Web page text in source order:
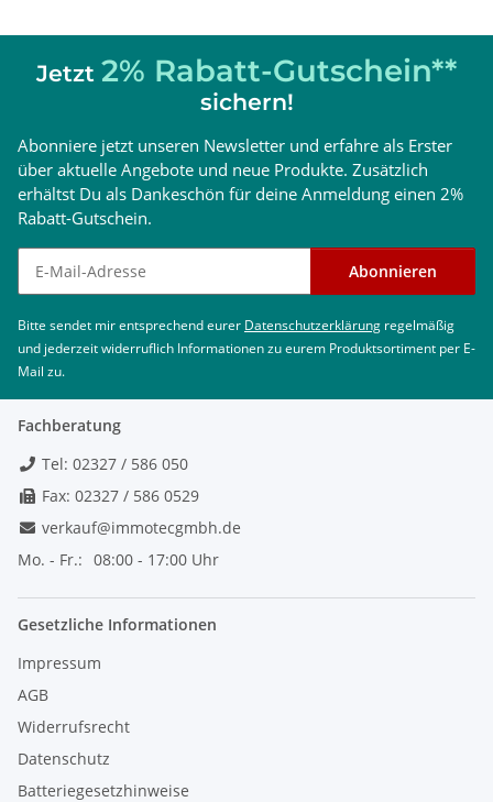
Jetzt 2% Rabatt-Gutschein**
sichern!
Abonniere jetzt unseren Newsletter und erfahre als Erster
über aktuelle Angebote und neue Produkte. Zusätzlich
erhältst Du als Dankeschön für deine Anmeldung einen 2%
Rabatt-Gutschein.
Newsletter abonnieren Abonnieren
Bitte sendet mir entsprechend eurer Datenschutzerklärung regelmäßig
und jederzeit widerruflich Informationen zu eurem Produktsortiment per E-
Mail zu.
Fachberatung
Tel: 02327 / 586 050
Fax: 02327 / 586 0529
verkauf@immotecgmbh.de
Mo. - Fr.: 08:00 - 17:00 Uhr
Gesetzliche Informationen
Impressum
AGB
Widerrufsrecht
Datenschutz
Batteriegesetzhinweise